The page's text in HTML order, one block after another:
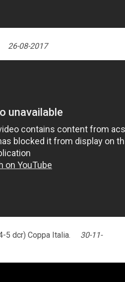
26-08-2017
5 dcr) Coppa Italia. 30-11-